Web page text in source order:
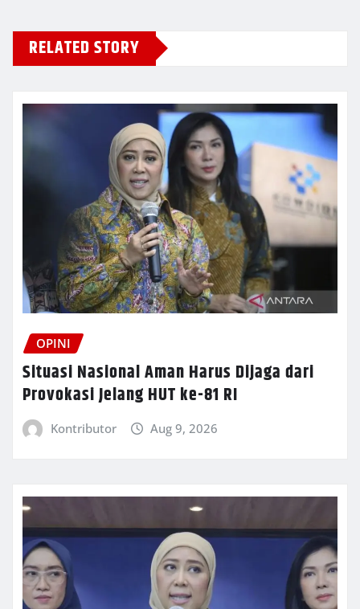
RELATED STORY
OPINI
Situasi Nasional Aman Harus Dijaga dari
Provokasi Jelang HUT ke-81 RI
Kontributor Aug 9, 2026